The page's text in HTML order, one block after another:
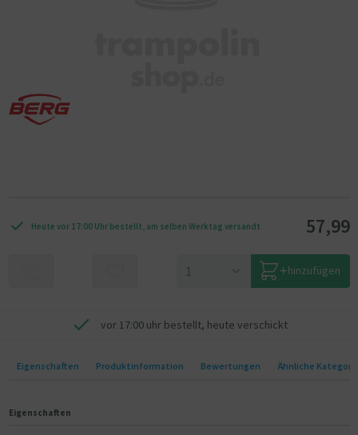
Heute vor 17:00 Uhr bestellt, am selben Werktag versandt 57,99
hinzufügen
vor 17:00 uhr bestellt, heute verschickt
Eigenschaften Produktinformation Bewertungen Ähnliche
Eigenschaften